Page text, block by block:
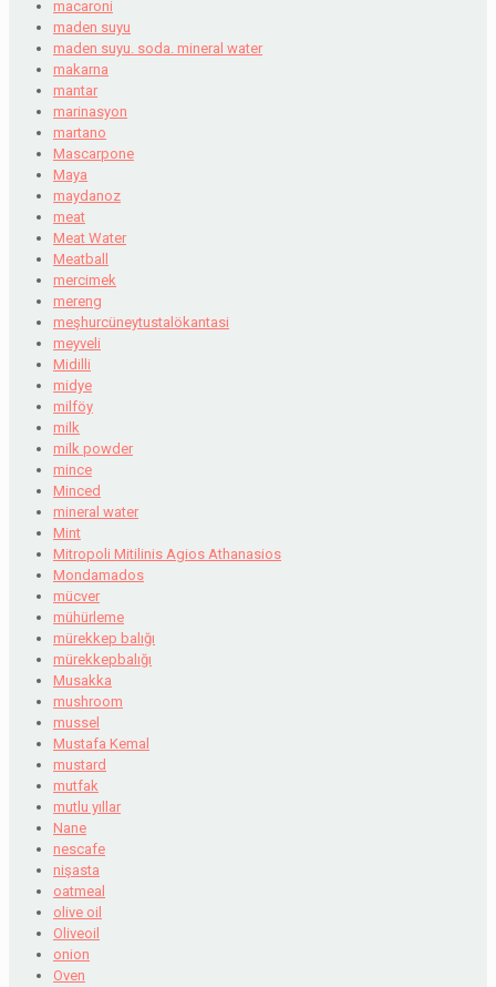
macaroni
maden suyu
maden suyu. soda. mineral water
makarna
mantar
marinasyon
martano
Mascarpone
Maya
maydanoz
meat
Meat Water
Meatball
mercimek
mereng
meşhurcüneytustalökantasi
meyveli
Midilli
midye
milföy
milk
milk powder
mince
Minced
mineral water
Mint
Mitropoli Mitilinis Agios Athanasios
Mondamados
mücver
mühürleme
mürekkep balığı
mürekkepbalığı
Musakka
mushroom
mussel
Mustafa Kemal
mustard
mutfak
mutlu yıllar
Nane
nescafe
nişasta
oatmeal
olive oil
Oliveoil
onion
Oven